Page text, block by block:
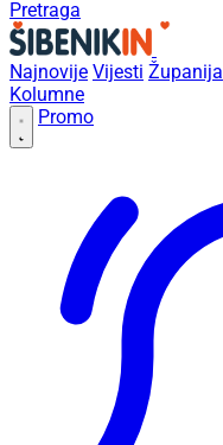
Pretraga
Najnovije Vijesti Županija
Kolumne
Promo